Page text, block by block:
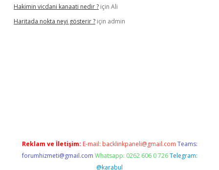
Hakimin vicdani kanaati nedir ? için Ali
Haritada nokta neyi gösterir ? için admin
Reklam ve İletişim: E-mail: backlinkpaneli@gmail.com Teams:
forumhizmeti@gmail.com Whatsapp: 0262 606 0 726 Telegram:
@karabul